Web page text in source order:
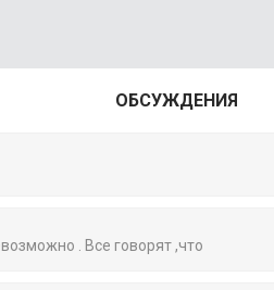
ОБСУЖДЕНИЯ
. Все говорят ,что